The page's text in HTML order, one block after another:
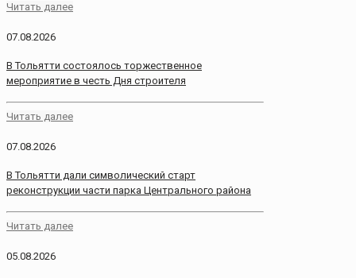
Читать далее
07.08.2026
В Тольятти состоялось торжественное
мероприятие в честь Дня строителя
Читать далее
07.08.2026
В Тольятти дали символический старт
реконструкции части парка Центрального района
Читать далее
05.08.2026